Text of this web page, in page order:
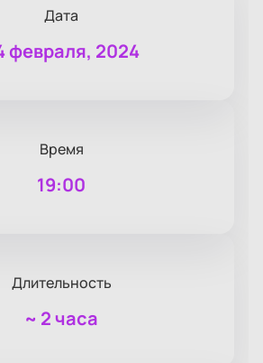
Дата
февраля, 2024
Время
19:00
Длительность
~ 2 часа